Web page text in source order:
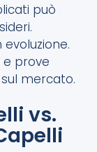
può
e prove
mercato.
vs.